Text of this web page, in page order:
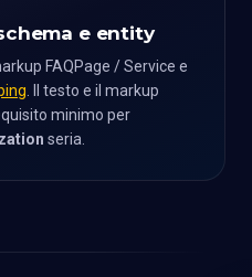
e entity
FAQPage / Service e
. Il testo e il markup
minimo per
seria.